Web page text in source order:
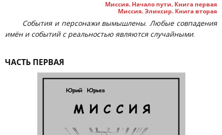
Миссия. Начало пути. Книга первая
Миссия. Эликсир. Книга вторая
События и персонажи вымышлены. Любые совпадения
имён и событий с реальностью являются случайными.
ЧАСТЬ ПЕРВАЯ